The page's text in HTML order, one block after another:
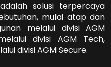
solusi terpercaya
mulai atap dan
melalui divisi AGM
divisi AGM Tech,
divisi AGM Secure.